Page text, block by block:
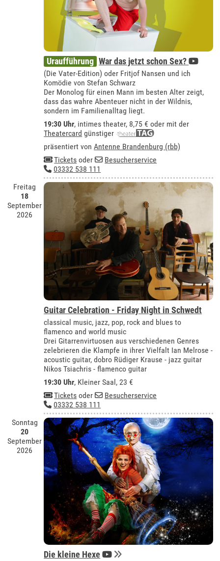
Uraufführung War das jetzt schon Sex?
(Die Vater-Edition) oder Fritjof Nansen und ich
Komödie von Stefan Schwarz
Der Monolog für einen Mann im besten Alter zeigt,
dass das wahre Abenteuer nicht in der Wildnis,
sondern im Familienalltag liegt.
19:30 Uhr, intimes theater, 8,75 € oder mit der
Theatercard günstiger
präsentiert vonAntenne Brandenburg (rbb)
Tickets oder
Besucherservice
03332 538 111
Freitag
18
September
2026
Guitar Celebration - Friday Night in Schwedt
classical music, jazz, pop, rock and blues to
flamenco and world music
Drei Gitarrenvirtuosen aus verschiedenen Genres
zelebrieren die Klampfe in ihrer Vielfalt Ian Melrose -
acoustic guitar, dobro Rüdiger Krause - jazz guitar
Nikos Tsiachris - flamenco guitar
19:30 Uhr, Kleiner Saal , 23 €
Tickets oder
Besucherservice
03332 538 111
Sonntag
20
September
2026
Die kleine Hexe